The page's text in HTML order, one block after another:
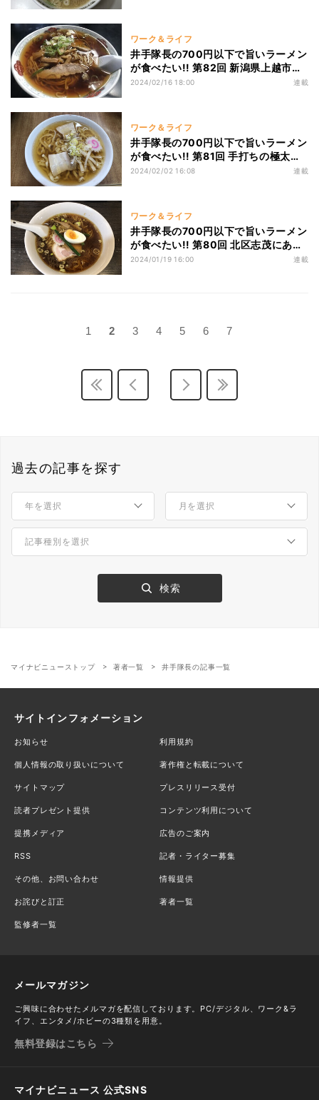
ワーク＆ライフ
井手隊長の700円以下で旨いラーメン
が食べたい!! 第82回 新潟県上越市の
昭和9年創業の老舗! 煮干しビンビン
2024/02/16 18:00 連載
ワーク＆ライフ
井手隊長の700円以下で旨いラーメン
が食べたい!! 第81回 手打ちの極太麺
が最高！ 麺で勝負の喜多方ラーメン
2024/02/02 16:08 連載
ワーク＆ライフ
井手隊長の700円以下で旨いラーメン
が食べたい!! 第80回 北区志茂にある
幸せあふれる町中華「中華 凛凛」! パ
2024/01/19 16:00 連載
1 2 3 4 5 6 7
過去の記事を探す
マイナビニューストップ 著者一覧 井手隊長の記事一覧
サイトインフォメーション
お知らせ 利用規約
個人情報の取り扱いについて 著作権と転載について
サイトマップ プレスリリース受付
読者プレゼント提供 コンテンツ利用について
提携メディア 広告のご案内
RSS 記者・ライター募集
その他、お問い合わせ 情報提供
お詫びと訂正 著者一覧
監修者一覧
メールマガジン
ご興味に合わせたメルマガを配信しております。PC/デジタル、ワーク&ラ
イフ、エンタメ/ホビーの3種類を用意。
無料登録はこちら
マイナビニュース 公式SNS